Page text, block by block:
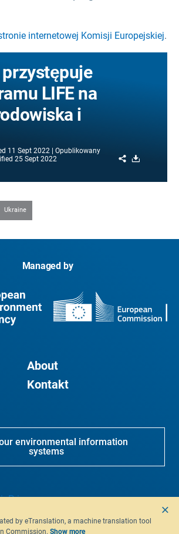
internetowej Komisji Europejskiej.
LIFE na
i
11 Sept 2022
Opublikowany
25 Sept 2022 Share
Ukraine
Managed by
About
Kontakt
environmental information
systems
Privacy
by eTranslation, a machine translation tool
Commission. Show more